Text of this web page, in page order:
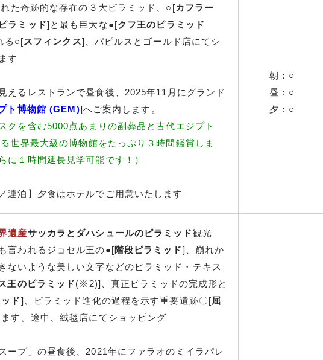
た奇跡的な存在の３大ピラミッド、○[カフラー
ラミッド]と最も巨大な●[クフ王のピラミッド
る○[スフィンクス]、パピルスとゴールド店にてシ
す
えるレストランで昼食後、2025年11月にグランド
ト博物館 (GEM)]へご案内します。
クを含む5000点あまりの副葬品と古代エジプト
世界最大級の博物館をたっぷり３時間鑑賞しま
に１時間延長見学可能です！）
連泊】夕食はホテルでご用意いたします
朝：○
昼：○
夕：○
遺産サッカラとダハシュールのピラミッド観光
言われるジョセル王の●[階段ピラミッド]、崩れか
ないような美しい文字などのピラミッド・テキス
王のピラミッド(※2)]、真正ピラミッドの完成形と
ド]、ピラミッド進化の過程を示す重要遺跡〇[屈
す。途中、絨毯店にてショッピング
ープ」の昼食後、2021年にファラオのミイラパレ